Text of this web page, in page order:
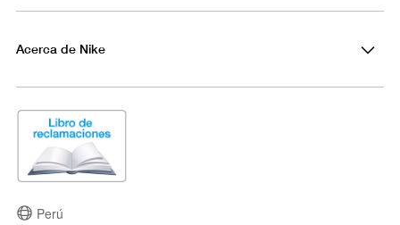
Acerca de Nike
Perú